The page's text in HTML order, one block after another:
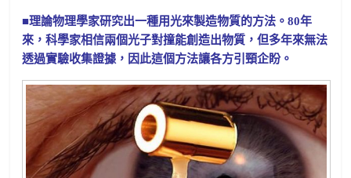
■理論物理學家研究出一種用光來製造物質的方法。80年
來，科學家相信兩個光子對撞能創造出物質，但多年來無法
透過實驗收集證據，因此這個方法讓各方引頸企盼。